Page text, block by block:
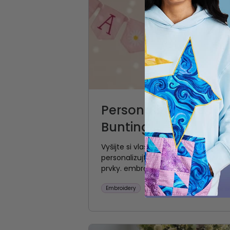
Personalizované
Bunting
Vyšijte si vlastní sváteční
personalizujte každou vlajku jmény,
prvky. embroidery !
Embroidery Sewing pro středně